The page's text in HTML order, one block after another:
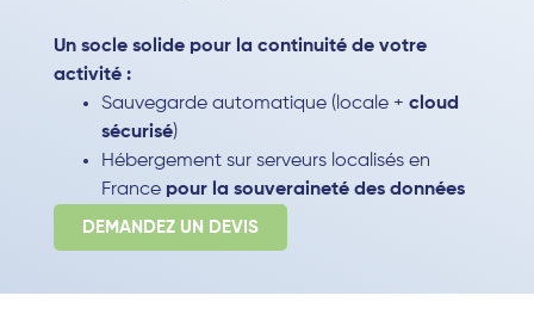
Un socle solide pour la continuité de votre
activité :
Sauvegarde automatique (locale + cloud
sécurisé)
Hébergement sur serveurs localisés en
France pour la souveraineté des données
DEMANDEZ UN DEVIS